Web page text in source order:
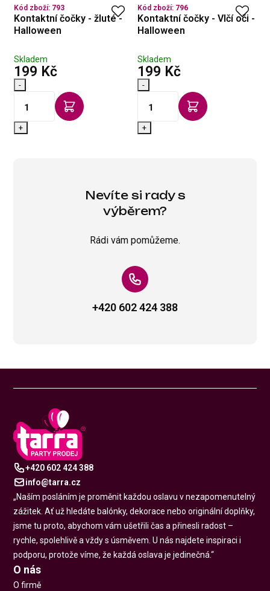
Kód zboží: 793
Kontaktní čočky - žluté -
Halloween
Skladem
199 Kčs DPH
-
+
Kód zboží: 796
Kontaktní čočky - Vlčí oči -
Halloween
Skladem
199 Kčs DPH
-
+
Nevíte si rady s
výběrem?
Rádi vám pomůžeme.
+420 602 424 388
+420 602 424 388
info@tarra.cz
„Naším posláním je proměnit každou oslavu v nezapomenutelný
zážitek. Ať už hledáte balónky, dekorace nebo originální doplňky,
jsme tu proto, abychom vám ušetřili čas a přinesli radost –
rychle, spolehlivě a vždy s úsměvem. U nás najdete inspiraci i
podporu, protože víme, že každá oslava je jedinečná.“
O nás
O firmě